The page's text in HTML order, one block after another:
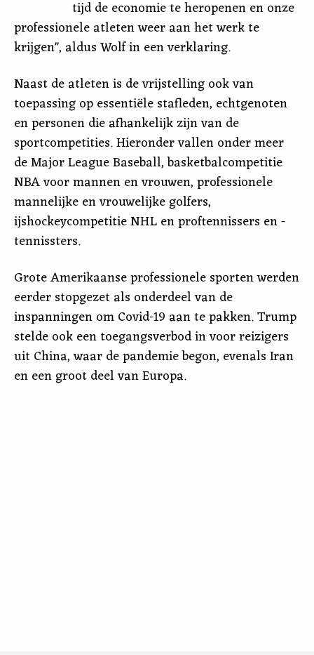
tijd de economie te heropenen en onze
professionele atleten weer aan het werk te
krijgen", aldus Wolf in een verklaring.
Naast de atleten is de vrijstelling ook van
toepassing op essentiële stafleden, echtgenoten
en personen die afhankelijk zijn van de
sportcompetities. Hieronder vallen onder meer
de Major League Baseball, basketbalcompetitie
NBA voor mannen en vrouwen, professionele
mannelijke en vrouwelijke golfers,
ijshockeycompetitie NHL en proftennissers en -
tennissters.
Grote Amerikaanse professionele sporten werden
eerder stopgezet als onderdeel van de
inspanningen om Covid-19 aan te pakken. Trump
stelde ook een toegangsverbod in voor reizigers
uit China, waar de pandemie begon, evenals Iran
en een groot deel van Europa.